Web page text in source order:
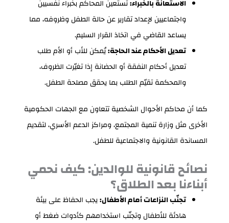
الاستعانة بالخبراء:تستعين المحاكم بخبراء نفسيين
واجتماعيين لإعداد تقارير عن حالة الطفل وظروفه، مما
يساعد القاضي في اتخاذ القرار السليم.
تعديل الأحكام عند الحاجة:يُمكن للأب أو الأم طلب
تعديل أحكام النفقة أو الحضانة إذا تغيّرت الظروف،
والمحكمة تقيّم الطلب بما يحقق مصلحة الطفل.
كما أن محاكم الأحوال الشخصية تتعاون مع الجهات الحكومية
الأخرى مثل وزارة تنمية المجتمع، ومراكز الدعم الأسري، لتقديم
المساندة القانونية والاجتماعية للطفل.
نصائح قانونية للوالدين: كيف نحمي
أبناءنا بعد الطلاق؟
تجنّب النزاعات أمام الأطفال:يجب الحفاظ على بيئة
هادئة للأطفال وتجنّب استخدامهم كأدوات ضغط أو